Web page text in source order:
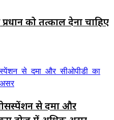
प्रधान को तत्काल देना चाहिए
से दमा और